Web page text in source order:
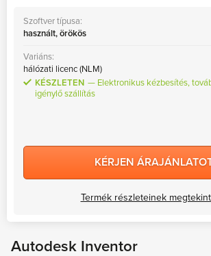
Szoftver típusa:
használt, örökös
Variáns:
hálózati licenc (NLM)
KÉSZLETEN
Elektronikus kézbesítés,
igénylő szállítás
KÉRJEN
Termék részleteinek
Autodesk Inventor